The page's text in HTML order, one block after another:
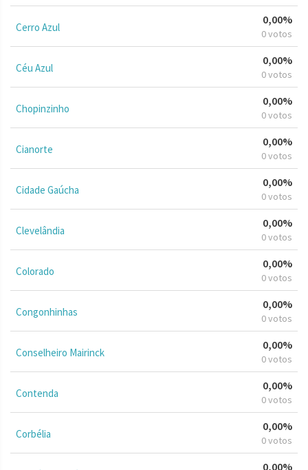
Cerro Azul
0,00%
0 votos
Céu Azul
0,00%
0 votos
Chopinzinho
0,00%
0 votos
Cianorte
0,00%
0 votos
Cidade Gaúcha
0,00%
0 votos
Clevelândia
0,00%
0 votos
Colorado
0,00%
0 votos
Congonhinhas
0,00%
0 votos
Conselheiro Mairinck
0,00%
0 votos
Contenda
0,00%
0 votos
Corbélia
0,00%
0 votos
0,00%